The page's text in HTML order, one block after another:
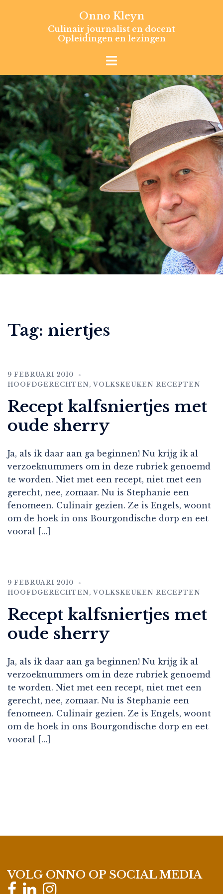
Onno Kleyn
Culinair journalist en docent
Opleidingen en lezingen
Tag: niertjes
9 FEBRUARI 2010
HOOFDGERECHTEN,VOLKSKEUKEN RECEPTEN
Recept kalfsniertjes met
oude sherry
Ja, als ik daar aan ga beginnen! Nu krijg ik al
verzoeknummers om in deze rubriek genoemd
te worden. Niet met een recept, niet met een
gerecht, nee, zomaar. Nu is Stephanie een
fenomeen. Culinair gezien. Ze is Engels, woont
om de hoek in ons Bourgondische dorp en eet
vooral […]
9 FEBRUARI 2010
HOOFDGERECHTEN,VOLKSKEUKEN RECEPTEN
Recept kalfsniertjes met
oude sherry
Ja, als ik daar aan ga beginnen! Nu krijg ik al
verzoeknummers om in deze rubriek genoemd
te worden. Niet met een recept, niet met een
gerecht, nee, zomaar. Nu is Stephanie een
fenomeen. Culinair gezien. Ze is Engels, woont
om de hoek in ons Bourgondische dorp en eet
vooral […]
VOLG ONNO OP SOCIAL MEDIA